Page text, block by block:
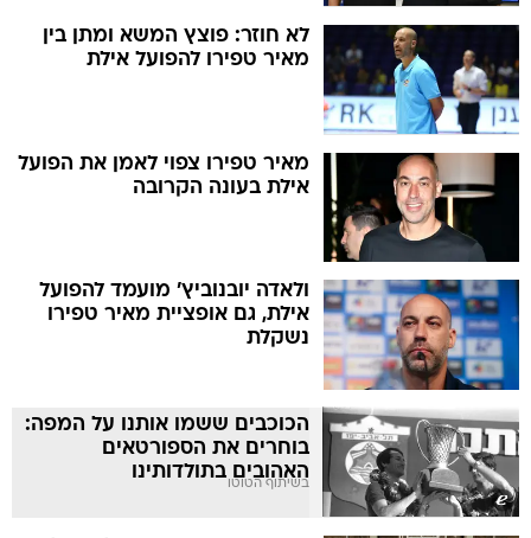
לא חוזר: פוצץ המשא ומתן בין
מאיר טפירו להפועל אילת
מאיר טפירו צפוי לאמן את הפועל
אילת בעונה הקרובה
ולאדה יובנוביץ' מועמד להפועל
אילת, גם אופציית מאיר טפירו
נשקלת
הכוכבים ששמו אותנו על המפה:
בוחרים את הספורטאים
האהובים בתולדותינו
בשיתוף הטוטו